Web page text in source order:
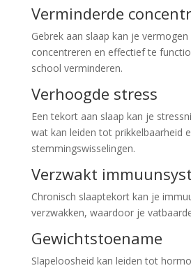
Verminderde
Gebrek aan slaap kan je
concentreren en effectief te
school verminderen.
Verhoogde stress
Een tekort aan slaap kan je
wat kan leiden tot prikkelbaarheid
stemmingswisselingen.
Verzwakt
Chronisch slaaptekort kan je
verzwakken, waardoor je
Gewichtstoename
Slapeloosheid kan leiden tot